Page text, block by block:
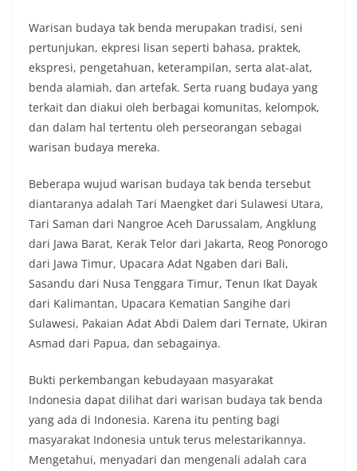
Warisan budaya tak benda merupakan tradisi, seni
pertunjukan, ekpresi lisan seperti bahasa, praktek,
ekspresi, pengetahuan, keterampilan, serta alat-alat,
benda alamiah, dan artefak. Serta ruang budaya yang
terkait dan diakui oleh berbagai komunitas, kelompok,
dan dalam hal tertentu oleh perseorangan sebagai
warisan budaya mereka.
Beberapa wujud warisan budaya tak benda tersebut
diantaranya adalah Tari Maengket dari Sulawesi Utara,
Tari Saman dari Nangroe Aceh Darussalam, Angklung
dari Jawa Barat, Kerak Telor dari Jakarta, Reog Ponorogo
dari Jawa Timur, Upacara Adat Ngaben dari Bali,
Sasandu dari Nusa Tenggara Timur, Tenun Ikat Dayak
dari Kalimantan, Upacara Kematian Sangihe dari
Sulawesi, Pakaian Adat Abdi Dalem dari Ternate, Ukiran
Asmad dari Papua, dan sebagainya.
Bukti perkembangan kebudayaan masyarakat
Indonesia dapat dilihat dari warisan budaya tak benda
yang ada di Indonesia. Karena itu penting bagi
masyarakat Indonesia untuk terus melestarikannya.
Mengetahui, menyadari dan mengenali adalah cara